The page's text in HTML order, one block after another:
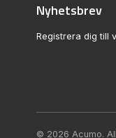
Nyhetsbrev
Registrera dig till
© 2026 Acumo.